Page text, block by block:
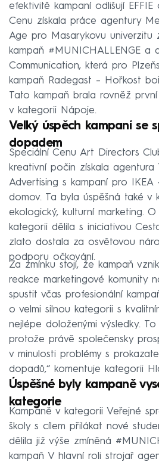
efektivitě kampaní odlišují
Cenu získala práce agentury
Age pro Masarykovu univerzitu
kampaň #MUNICHALLENGE a
Communication, která pro
kampaň Radegast – Hořkost
Tato kampaň brala rovněž
v kategorii Nápoje.
Velký úspěch kampaní se
dopadem
Speciální Cenu Art Directors
kreativní počin získala agentura
Advertising s kampaní pro IKEA
domov. Ta byla úspěšná také v
ekologický, kulturní marketing.
kategorii dělila s iniciativou
zlato dostala za osvětovou
podporu očkování.
Za zmínku stojí, že kampaň
reakce marketingové komunity
spustit včas profesionální
o velmi silnou kategorii s
nejlépe doloženými výsledky.
protože právě společensky
v minulosti problémy s
dopadů,“ komentuje kategorii
Úspěšné byly kampaně
kategorie
Kampaně v kategorii Veřejné
školy s cílem přilákat nové
dělila již výše zmíněná
kampaň V hlavní roli strojař